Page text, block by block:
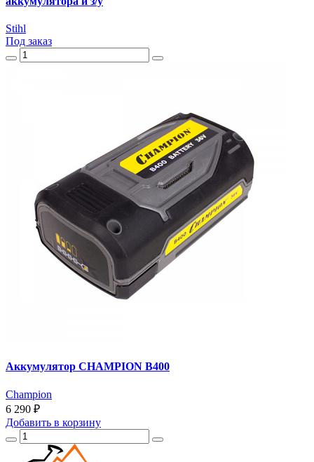
Stihl
Под заказ
Аккумулятор CHAMPION B400
Champion
6 290 ₽
Добавить в корзину